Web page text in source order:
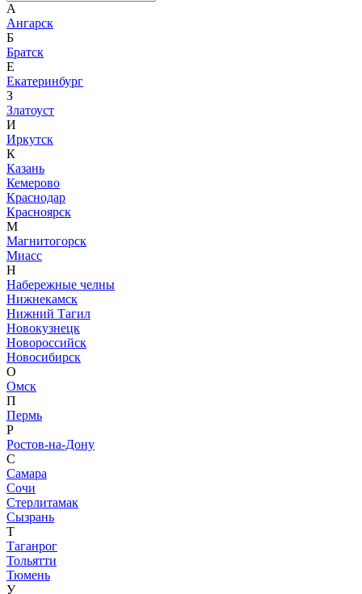
А
Ангарск
Б
Братск
Е
Екатеринбург
З
Златоуст
И
Иркутск
К
Казань
Кемерово
Краснодар
Красноярск
М
Магнитогорск
Миасс
Н
Набережные челны
Нижнекамск
Нижний Тагил
Новокузнецк
Новороссийск
Новосибирск
О
Омск
П
Пермь
Р
Ростов-на-Дону
С
Самара
Сочи
Стерлитамак
Сызрань
Т
Таганрог
Тольятти
Тюмень
У